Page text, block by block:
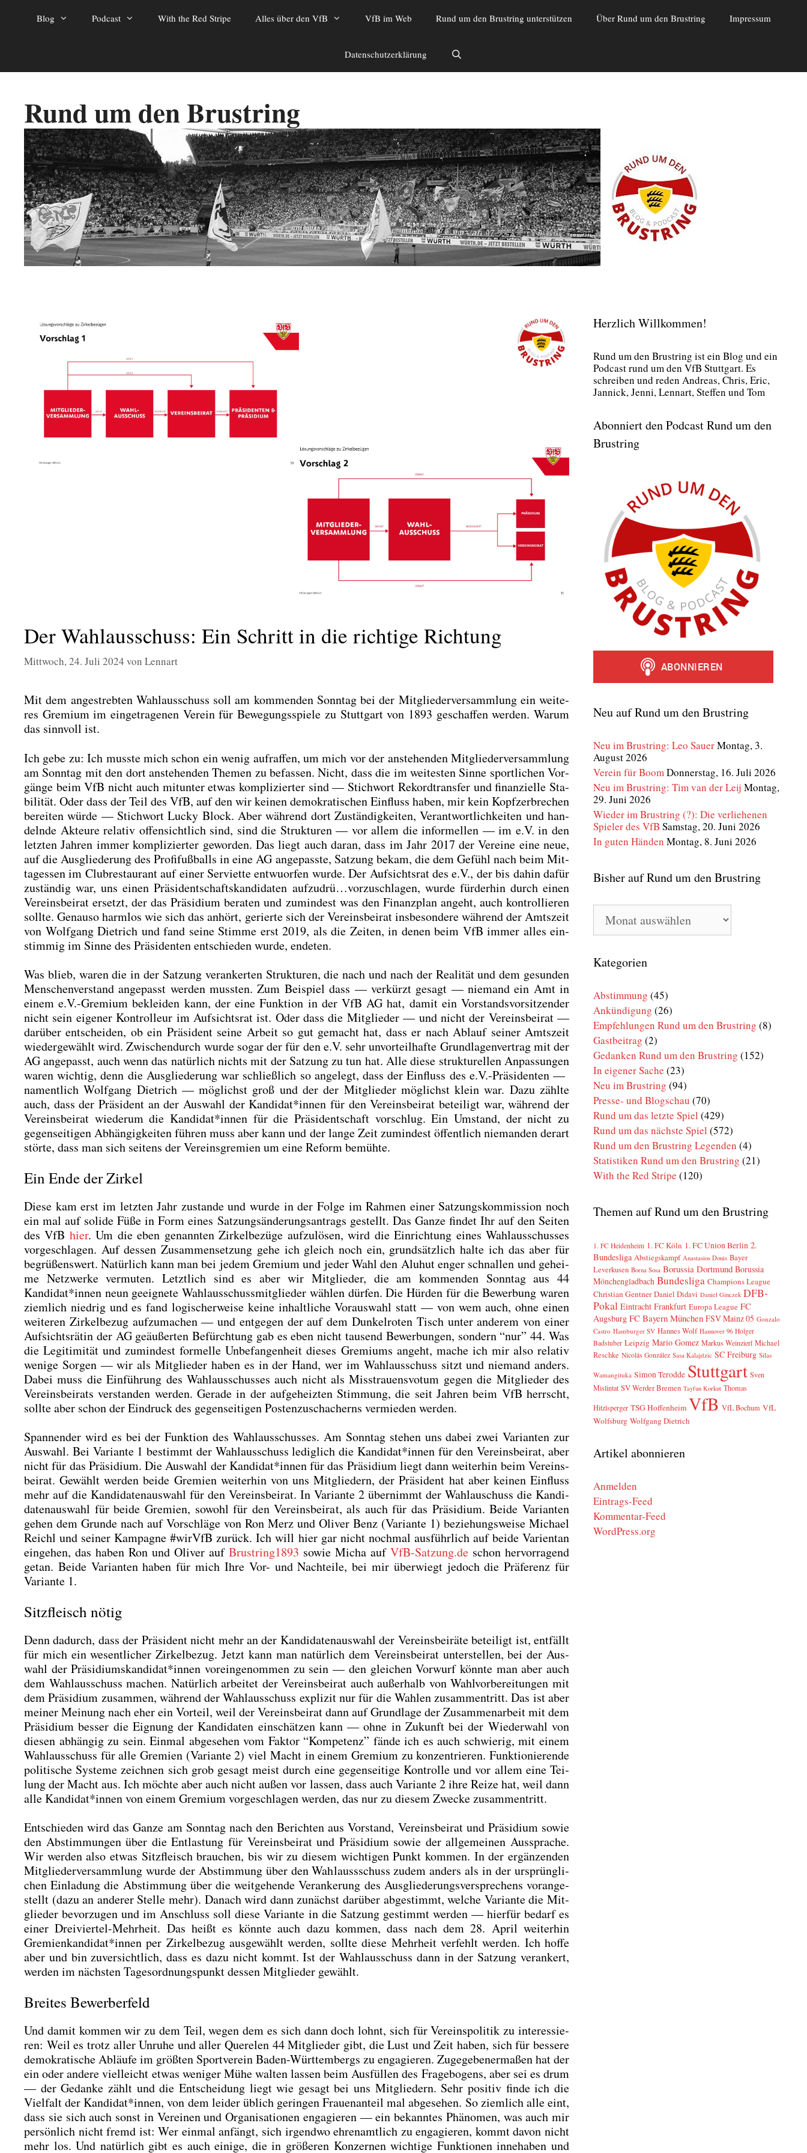
Blog Podcast With the Red Stripe Alles über den VfB VfB im Web Rund um den Brustring unterstützen Über Rund um den Brustring Impressum
Datenschutzerklärung
Rund um den Brustring
Der Wahlausschuss: Ein Schritt in die richtige Richtung
Mittwoch, 24. Juli 2024 von Lennart
Mit dem ange­streb­ten Wahl­aus­schuss soll am kom­men­den Sonn­tag bei der Mit­glie­der­ver­samm­lung ein wei­te­
res Gre­mi­um im ein­ge­tra­ge­nen Ver­ein für Bewe­gungs­spie­le zu Stutt­gart von 1893 geschaf­fen wer­den. War­um
das sinn­voll ist.
Ich gebe zu: Ich muss­te mich schon ein wenig auf­raf­fen, um mich vor der anste­hen­den Mit­glie­der­ver­samm­lung
am Sonn­tag mit den dort anste­hen­den The­men zu befas­sen. Nicht, dass die im wei­tes­ten Sin­ne sport­li­chen Vor­
gän­ge beim VfB nicht auch mit­un­ter etwas kom­pli­zier­ter sind — Stich­wort Rekord­trans­fer und finan­zi­el­le Sta­
bi­li­tät. Oder dass der Teil des VfB, auf den wir kei­nen demo­kra­ti­schen Ein­fluss haben, mir kein Kopf­zer­bre­chen
berei­ten wür­de — Stich­wort Lucky Block. Aber wäh­rend dort Zustän­dig­kei­ten, Ver­ant­wort­lich­kei­ten und han­
deln­de Akteu­re rela­tiv offen­sicht­lich sind, sind die Struk­tu­ren — vor allem die infor­mel­len — im e.V. in den
letz­ten Jah­ren immer kom­pli­zier­ter gewor­den. Das liegt auch dar­an, dass im Jahr 2017 der Ver­ei­ne eine neue,
auf die Aus­glie­de­rung des Pro­fi­fuß­balls in eine AG ange­pass­te, Sat­zung bekam, die dem Gefühl nach beim Mit­
tag­essen im Club­re­stau­rant auf einer Ser­vi­et­te ent­wuor­fen wur­de. Der Auf­sichts­rat des e.V., der bis dahin dafür
zustän­dig war, uns einen Prä­si­dent­schafts­kan­di­da­ten aufzudrü…vorzuschlagen, wur­de für­der­hin durch einen
Ver­eins­bei­rat ersetzt, der das Prä­si­di­um bera­ten und zumin­dest was den Finanz­plan angeht, auch kon­trol­lie­ren
soll­te. Genau­so harm­los wie sich das anhört, gerier­te sich der Ver­eins­bei­rat ins­be­son­de­re wäh­rend der Amts­zeit
von Wolf­gang Diet­rich und fand sei­ne Stim­me erst 2019, als die Zei­ten, in denen beim VfB immer alles ein­
stim­mig im Sin­ne des Prä­si­den­ten ent­schie­den wur­de, ende­ten.
Was blieb, waren die in der Sat­zung ver­an­ker­ten Struk­tu­ren, die nach und nach der Rea­li­tät und dem gesun­den
Men­schen­ver­stand ange­passt wer­den muss­ten. Zum Bei­spiel dass — ver­kürzt gesagt — nie­mand ein Amt in
einem e.V.-Gremium beklei­den kann, der eine Funk­ti­on in der VfB AG hat, damit ein Vor­stands­vor­sit­zen­der
nicht sein eige­ner Kon­trol­leur im Auf­sichts­rat ist. Oder dass die Mit­glie­der — und nicht der Ver­eins­bei­rat —
dar­über ent­schei­den, ob ein Prä­si­dent sei­ne Arbeit so gut gemacht hat, dass er nach Ablauf sei­ner Amts­zeit
wie­der­ge­wählt wird. Zwi­schen­durch wur­de sogar der für den e.V. sehr unvor­teil­haf­te Grund­la­gen­ver­trag mit der
AG ange­passt, auch wenn das natür­lich nichts mit der Sat­zung zu tun hat. Alle die­se struk­tu­rel­len Anpas­sun­gen
waren wich­tig, denn die Aus­glie­de­rung war schließ­lich so ange­legt, dass der Ein­fluss des e.V.-Präsidenten —
nament­lich Wolf­gang Diet­rich — mög­lichst groß und der der Mit­glie­der mög­lichst klein war. Dazu zähl­te
auch, dass der Prä­si­dent an der Aus­wahl der Kandidat*innen für den Ver­eins­bei­rat betei­ligt war, wäh­rend der
Ver­eins­bei­rat wie­der­um die Kandidat*innen für die Prä­si­dent­schaft vor­schlug. Ein Umstand, der nicht zu
gegen­sei­ti­gen Abhän­gig­kei­ten füh­ren muss aber kann und der lan­ge Zeit zumin­dest öffent­lich nie­man­den der­art
stör­te, dass man sich sei­tens der Ver­eins­gre­mi­en um eine Reform bemüh­te.
Ein Ende der Zirkel
Die­se kam erst im letz­ten Jahr zustan­de und wur­de in der Fol­ge im Rah­men einer Sat­zungs­kom­mis­si­on noch
ein mal auf soli­de Füße in Form eines Sat­zungs­än­de­rungs­an­trags gestellt. Das Gan­ze fin­det Ihr auf den Sei­ten
des VfB hier. Um die eben genann­ten Zir­kel­be­zü­ge auf­zu­lö­sen, wird die Ein­rich­tung eines Wahl­aus­schus­ses
vor­ge­schla­gen. Auf des­sen Zusam­men­set­zung gehe ich gleich noch ein, grund­sätz­lich hal­te ich das aber für
begrü­ßens­wert. Natür­lich kann man bei jedem Gre­mi­um und jeder Wahl den Alu­hut enger schnal­len und gehei­
me Netz­wer­ke ver­mu­ten. Letzt­lich sind es aber wir Mit­glie­der, die am kom­men­den Sonn­tag aus 44
Kandidat*innen neun geeig­ne­te Wahl­aus­schuss­mit­glie­der wäh­len dür­fen. Die Hür­den für die Bewer­bung waren
ziem­lich nied­rig und es fand logi­scher­wei­se kei­ne inhalt­li­che Vor­auswahl statt — von wem auch, ohne einen
wei­te­ren Zir­kel­be­zug auf­zu­ma­chen — und ent­ge­gen der auf dem Dun­kel­ro­ten Tisch unter ande­rem von einer
Auf­sichts­rä­tin der AG geäu­ßer­ten Befürch­tung gab es eben nicht tau­send Bewer­bun­gen, son­dern “nur” 44. Was
die Legi­ti­mi­tät und zumin­dest for­mel­le Unbe­fan­gen­heit die­ses Gre­mi­ums angeht, mache ich mir also rela­tiv
weni­ge Sor­gen — wir als Mit­glie­der haben es in der Hand, wer im Wahl­aus­schuss sitzt und nie­mand anders.
Dabei muss die Ein­füh­rung des Wahl­aus­schus­ses auch nicht als Miss­trau­ens­vo­tum gegen die Mit­glie­der des
Ver­eins­bei­rats ver­stan­den wer­den. Gera­de in der auf­ge­heiz­ten Stim­mung, die seit Jah­ren beim VfB herrscht,
soll­te aber schon der Ein­druck des gegen­sei­ti­gen Pos­ten­zu­scha­cherns ver­mie­den wer­den.
Span­nen­der wird es bei der Funk­ti­on des Wahl­aus­schus­ses. Am Sonn­tag ste­hen uns dabei zwei Vari­an­ten zur
Aus­wahl. Bei Vari­an­te 1 bestimmt der Wahl­aus­schuss ledig­lich die Kandidat*innen für den Ver­eins­bei­rat, aber
nicht für das Prä­si­di­um. Die Aus­wahl der Kandidat*innen für das Prä­si­di­um liegt dann wei­ter­hin beim Ver­eins­
bei­rat. Gewählt wer­den bei­de Gre­mi­en wei­ter­hin von uns Mit­glie­dern, der Prä­si­dent hat aber kei­nen Ein­fluss
mehr auf die Kan­di­da­ten­aus­wahl für den Ver­eins­bei­rat. In Vari­an­te 2 über­nimmt der Wahlau­schuss die Kan­di­
da­ten­aus­wahl für bei­de Gre­mi­en, sowohl für den Ver­eins­bei­rat, als auch für das Prä­si­di­um. Bei­de Vari­an­ten
gehen dem Grun­de nach auf Vor­schlä­ge von Ron Merz und Oli­ver Benz (Vari­an­te 1) bezie­hungs­wei­se Micha­el
Reichl und sei­ner Kam­pa­gne #wirVfB zurück. Ich will hier gar nicht noch­mal aus­führ­lich auf bei­de Vari­en­tan
ein­ge­hen, das haben Ron und Oli­ver auf Brustring1893 sowie Micha auf VfB-Satzung.de schon her­vor­ra­gend
getan. Bei­de Vari­an­ten haben für mich Ihre Vor- und Nach­tei­le, bei mir über­wiegt jedoch die Prä­fe­renz für
Vari­an­te 1.
Sitzfleisch nötig
Denn dadurch, dass der Prä­si­dent nicht mehr an der Kan­di­da­ten­aus­wahl der Ver­eins­bei­rä­te betei­ligt ist, ent­fällt
für mich ein wesent­li­cher Zir­kel­be­zug. Jetzt kann man natür­lich dem Ver­eins­bei­rat unter­stel­len, bei der Aus­
wahl der Präsidiumskandidat*innen vor­ein­ge­nom­men zu sein — den glei­chen Vor­wurf könn­te man aber auch
dem Wahl­aus­schuss machen. Natür­lich arbei­tet der Ver­eins­bei­rat auch außer­halb von Wahl­vor­be­rei­tun­gen mit
dem Prä­si­di­um zusam­men, wäh­rend der Wahl­aus­schuss expli­zit nur für die Wah­len zusam­men­tritt. Das ist aber
mei­ner Mei­nung nach eher ein Vor­teil, weil der Ver­eins­bei­rat dann auf Grund­la­ge der Zusam­men­ar­beit mit dem
Prä­si­di­um bes­ser die Eig­nung der Kan­di­da­ten ein­schät­zen kann — ohne in Zukunft bei der Wie­der­wahl von
die­sen abhän­gig zu sein. Ein­mal abge­se­hen vom Fak­tor “Kom­pe­tenz” fän­de ich es auch schwie­rig, mit einem
Wahl­aus­schuss für alle Gre­mi­en (Vari­an­te 2) viel Macht in einem Gre­mi­um zu kon­zen­trie­ren. Funk­tio­nie­ren­de
poli­ti­sche Sys­te­me zeich­nen sich grob gesagt meist durch eine gegen­sei­ti­ge Kon­trol­le und vor allem eine Tei­
lung der Macht aus. Ich möch­te aber auch nicht außen vor las­sen, dass auch Vari­an­te 2 ihre Rei­ze hat, weil dann
alle Kandidat*innen von einem Gre­mi­um vor­ge­schla­gen wer­den, das nur zu die­sem Zwe­cke zusam­men­tritt.
Ent­schie­den wird das Gan­ze am Sonn­tag nach den Berich­ten aus Vor­stand, Ver­eins­bei­rat und Prä­si­di­um sowie
den Abstim­mun­gen über die Ent­las­tung für Ver­eins­bei­rat und Prä­si­di­um sowie der all­ge­mei­nen Aus­spra­che.
Wir wer­den also etwas Sitz­fleisch brau­chen, bis wir zu die­sem wich­ti­gen Punkt kom­men. In der ergän­zen­den
Mit­glie­der­ver­samm­lung wur­de der Abstim­mung über den Wahl­auss­schuss zudem anders als in der ursprüng­li­
chen Ein­la­dung die Abstim­mung über die weit­ge­hen­de Ver­an­ke­rung des Aus­glie­de­rungs­ver­spre­chens vor­an­ge­
stellt (dazu an ande­rer Stel­le mehr). Danach wird dann zunächst dar­über abge­stimmt, wel­che Vari­an­te die Mit­
glie­der bevor­zu­gen und im Anschluss soll die­se Vari­an­te in die Sat­zung gestimmt wer­den — hier­für bedarf es
einer Drei­vier­tel-Mehr­heit. Das heißt es könn­te auch dazu kom­men, dass nach dem 28. April wei­ter­hin
Gremienkandidat*innen per Zir­kel­be­zug aus­ge­wählt wer­den, soll­te die­se Mehr­heit ver­fehlt wer­den. Ich hof­fe
aber und bin zuver­sicht­lich, dass es dazu nicht kommt. Ist der Wahl­aus­schuss dann in der Sat­zung ver­an­kert,
wer­den im nächs­ten Tages­ord­nungs­punkt des­sen Mit­glie­der gewählt.
Breites Bewerberfeld
Und damit kom­men wir zu dem Teil, wegen dem es sich dann doch lohnt, sich für Ver­eins­po­li­tik zu inter­es­sie­
ren: Weil es trotz aller Unru­he und aller Que­re­len 44 Mit­glie­der gibt, die Lust und Zeit haben, sich für bes­se­re
demo­kra­ti­sche Abläu­fe im größ­ten Sport­ver­ein Baden-Würt­tem­bergs zu enga­gie­ren. Zuge­ge­be­ner­ma­ßen hat der
ein oder ande­re viel­leicht etwas weni­ger Mühe wal­ten las­sen beim Aus­fül­len des Fra­ge­bo­gens, aber sei es drum
— der Gedan­ke zählt und die Ent­schei­dung liegt wie gesagt bei uns Mit­glie­dern. Sehr posi­tiv fin­de ich die
Viel­falt der Kandidat*innen, von dem lei­der üblich gerin­gen Frau­en­an­teil mal abge­se­hen. So ziem­lich alle eint,
dass sie sich auch sonst in Ver­ei­nen und Orga­ni­sa­tio­nen enga­gie­ren — ein bekann­tes Phä­no­men, was auch mir
per­sön­lich nicht fremd ist: Wer ein­mal anfängt, sich irgend­wo ehren­amt­lich zu enga­gie­ren, kommt davon nicht
mehr los. Und natür­lich gibt es auch eini­ge, die in grö­ße­ren Kon­zer­nen wich­ti­ge Funk­tio­nen inne­ha­ben und
Herzlich Willkommen!
Rund um den Brust­ring ist ein Blog und ein
Pod­cast rund um den VfB Stutt­gart. Es
schrei­ben und reden Andre­as, Chris, Eric,
Jan­nick, Jen­ni, Lenn­art, Stef­fen und Tom
Abonniert den Podcast Rund um den
Brustring
Neu auf Rund um den Brustring
Neu im Brustring: Leo SauerMontag, 3.
August 2026
Verein für BoomDonnerstag, 16. Juli 2026
Neu im Brustring: Tim van der Leij Montag,
29. Juni 2026
Wieder im Brustring (?): Die verliehenen
Spieler des VfB Samstag, 20. Juni 2026
In guten Händen Montag, 8. Juni 2026
Bisher auf Rund um den Brustring
Bisher
auf
Rund
den
Brustring
Kategorien
Abstimmung (45)
Ankündigung (26)
Empfehlungen Rund um den Brustring (8)
Gastbeitrag (2)
Gedanken Rund um den Brustring (152)
In eigener Sache (23)
Neu im Brustring (94)
Presse- und Blogschau (70)
Rund um das letzte Spiel (429)
Rund um das nächste Spiel (572)
Rund um den Brustring Legenden (4)
Statistiken Rund um den Brustring (21)
With the Red Stripe (120)
Themen auf Rund um den Brustring
1. FC Heidenheim 1. FC Köln 1. FC Union Berlin 2.
Bundesliga Abstiegskampf Anastasios Donis Bayer
Leverkusen Borna Sosa Borussia Dortmund Borussia
Mönchengladbach Bundesliga Champions League
Christian Gentner Daniel Didavi Daniel Ginczek DFB-
Pokal Eintracht Frankfurt Europa League FC
Augsburg FC Bayern München FSV Mainz 05 Gonzalo
Castro Hamburger SV Hannes Wolf Hannover 96 Holger
Badstuber Leipzig Mario Gomez Markus Weinzierl Michael
Reschke Nicolás González Sasa Kalajdzic SC Freiburg Silas
Wamangituka Simon Terodde Stuttgart Sven
Mislintat SV Werder Bremen Tayfun Korkut Thomas
Hitzlsperger TSG Hoffenheim VfB VfL Bochum VfL
Wolfsburg Wolfgang Dietrich
Artikel abonnieren
Anmelden
Eintrags-Feed
Kommentar-Feed
WordPress.org